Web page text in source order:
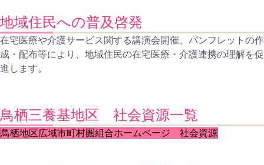
地域住民への普及啓発
在宅医療や介護サービス関する講演会開催、パンフレットの作
成・配布等により、地域住民の在宅医療・介護連携の理解を促
進します。
鳥栖三養基地区 社会資源一覧
鳥栖地区広域市町村圏組合ホームページ 社会資源